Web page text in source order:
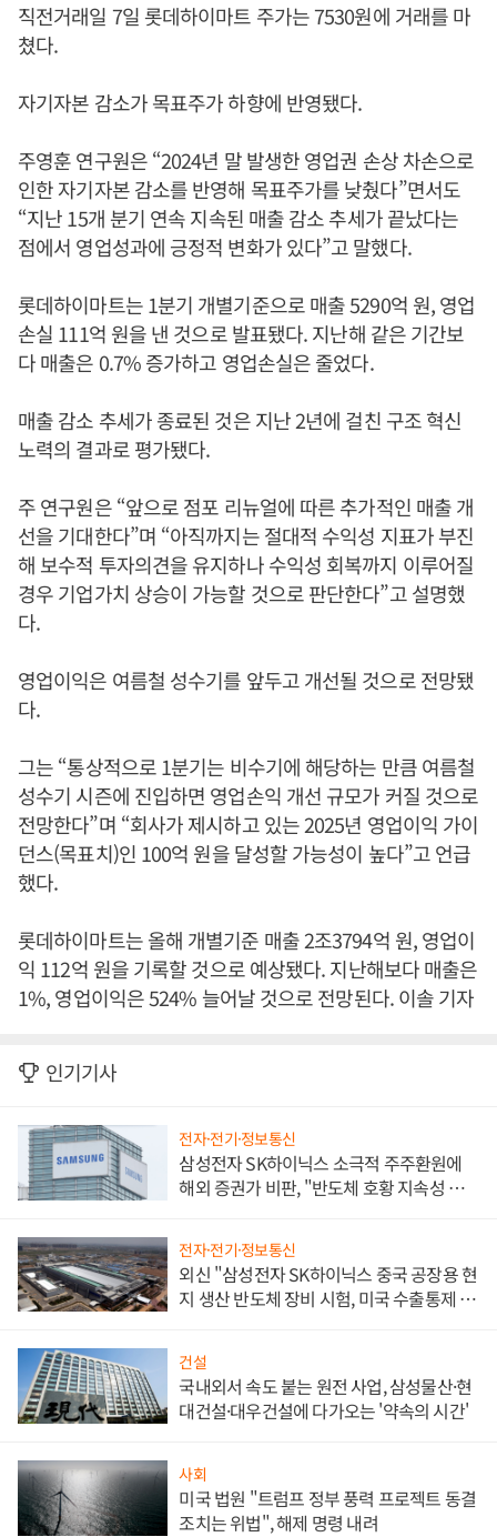
직전거래일 7일 롯데하이마트 주가는 7530원에 거래를 마
쳤다.
자기자본 감소가 목표주가 하향에 반영됐다.
주영훈 연구원은 “2024년 말 발생한 영업권 손상 차손으로
인한 자기자본 감소를 반영해 목표주가를 낮췄다”면서도
“지난 15개 분기 연속 지속된 매출 감소 추세가 끝났다는
점에서 영업성과에 긍정적 변화가 있다”고 말했다.
롯데하이마트는 1분기 개별기준으로 매출 5290억 원, 영업
손실 111억 원을 낸 것으로 발표됐다. 지난해 같은 기간보
다 매출은 0.7% 증가하고 영업손실은 줄었다.
매출 감소 추세가 종료된 것은 지난 2년에 걸친 구조 혁신
노력의 결과로 평가됐다.
주 연구원은 “앞으로 점포 리뉴얼에 따른 추가적인 매출 개
선을 기대한다”며 “아직까지는 절대적 수익성 지표가 부진
해 보수적 투자의견을 유지하나 수익성 회복까지 이루어질
경우 기업가치 상승이 가능할 것으로 판단한다”고 설명했
다.
영업이익은 여름철 성수기를 앞두고 개선될 것으로 전망됐
다.
그는 “통상적으로 1분기는 비수기에 해당하는 만큼 여름철
성수기 시즌에 진입하면 영업손익 개선 규모가 커질 것으로
전망한다”며 “회사가 제시하고 있는 2025년 영업이익 가이
던스(목표치)인 100억 원을 달성할 가능성이 높다”고 언급
했다.
롯데하이마트는 올해 개별기준 매출 2조3794억 원, 영업이
익 112억 원을 기록할 것으로 예상됐다. 지난해보다 매출은
1%, 영업이익은 524% 늘어날 것으로 전망된다. 이솔 기자
인기기사
전자·전기·정보통신
삼성전자 SK하이닉스 소극적 주주환원에
해외 증권가 비판, "반도체 호황 지속성 의
전자·전기·정보통신
외신 "삼성전자 SK하이닉스 중국 공장용 현
지 생산 반도체 장비 시험, 미국 수출통제 대
건설
국내외서 속도 붙는 원전 사업, 삼성물산·현
대건설·대우건설에 다가오는 '약속의 시간'
사회
미국 법원 "트럼프 정부 풍력 프로젝트 동결
조치는 위법", 해제 명령 내려